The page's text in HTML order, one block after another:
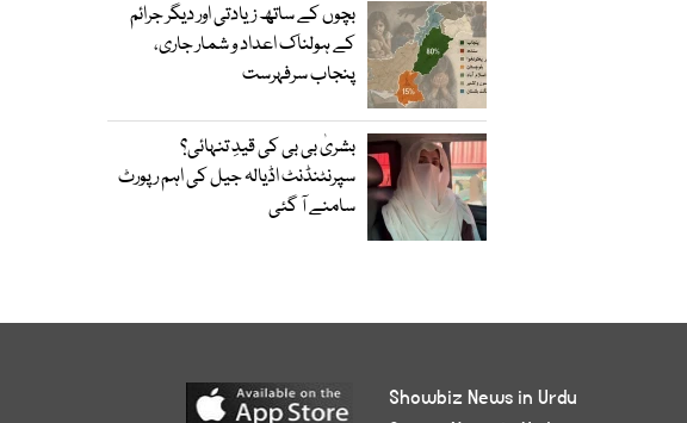
بچوں کے ساتھ زیادتی اور دیگر جرائم
کے ہولناک اعداد و شمار جاری،
پنجاب سرفہرست
بشریٰ بی بی کی قیدِ تنہائی؟
سپرنٹنڈنٹ اڈیالہ جیل کی اہم رپورٹ
سامنے آ گئی
Showbiz News in Urdu